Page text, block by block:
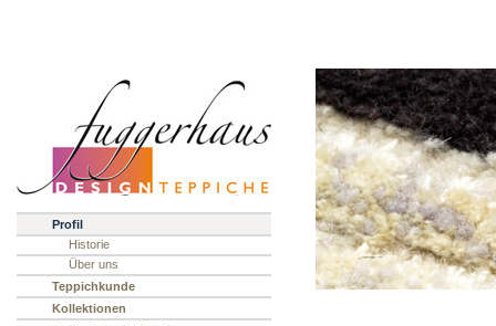
Profil
Historie
Über uns
Teppichkunde
Kollektionen